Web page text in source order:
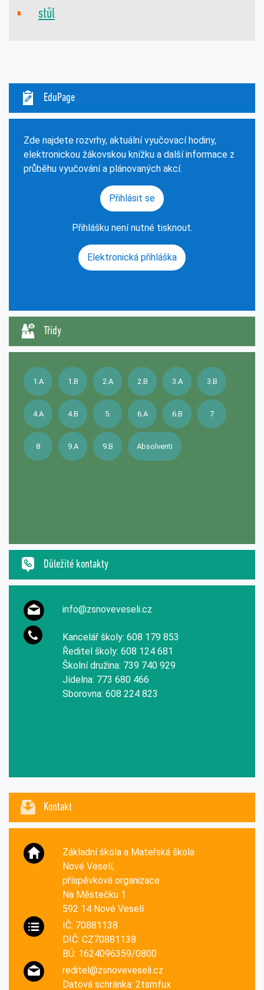
stůl
EduPage
Zde najdete rozvrhy, aktuální vyučovací hodiny,
elektronickou žákovskou knížku a další informace z
průběhu vyučování a plánovaných akcí.
Přihlásit se
Přihlášku není nutné tisknout.
Elektronická přihláška
Třídy
1.A 1.B 2.A 2.B 3.A 3.B
4.A 4.B 5. 6.A 6.B 7
8 9.A 9.B Absolventi
Důležité kontakty
info@zsnoveveseli.cz
Kancelář školy: 608 179 853
Ředitel školy: 608 124 681
Školní družina: 739 740 929
Jídelna: 773 680 466
Sborovna: 608 224 823
Kontakt
Základní škola a Mateřská škola
Nové Veselí,
příspěvková organizace
Na Městečku 1
592 14 Nové Veselí
IČ: 70881138
DIČ: CZ70881138
BÚ: 1624096359/0800
reditel@zsnoveveseli.cz
Datová schránka: 2tsmfux